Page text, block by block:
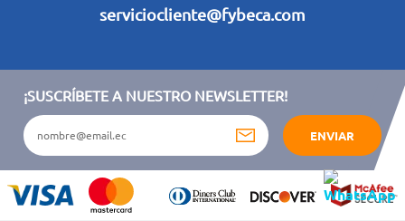
serviciocliente@fybeca.com
¡SUSCRÍBETE A NUESTRO NEWSLETTER!
ENVIAR